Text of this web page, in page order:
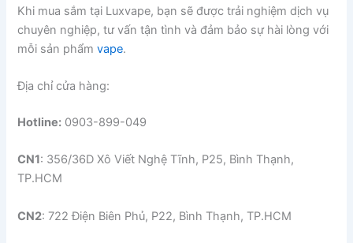
Khi mua sắm tại Luxvape, bạn sẽ được trải nghiệm dịch vụ
chuyên nghiệp, tư vấn tận tình và đảm bảo sự hài lòng với
mỗi sản phẩmvape.
Địa chỉ cửa hàng:
Hotline: 0903-899-049
CN1: 356/36D Xô Viết Nghệ Tĩnh, P25, Bình Thạnh,
TP.HCM
CN2: 722 Điện Biên Phủ, P22, Bình Thạnh, TP.HCM